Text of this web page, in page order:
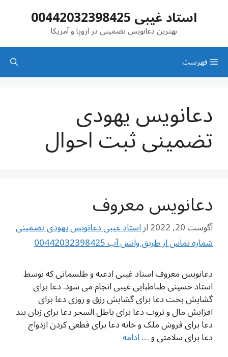
استاد غیبی 00442032398425
بهترین دعانویس تضمینی در اروپا و آمریکا
فهرست
دعانویس یهودی
تضمینی ثبت احوال
دعانویس معروف
آگوست 20, 2022 ازاستاد غیبی دعانویس یهودی تضمینی
شماره تماس از طریق واتس آپ 00442032398425
دعانویس معروف استاد غیبی ادعیه و طلسماتی که توسط
استاد حسینی طباطبایی غیبی انجام می شود. دعا برای
گشایش بخت دعا برای گشایش رزق و روزی دعا برای
افزایش مال و ثروت دعا برای باطل السحر دعا برای زبان بند
دعا برای فروش ملک و خانه دعا برای قطعی کردن ازدواج
دعا برای سلامتی و …ادامه